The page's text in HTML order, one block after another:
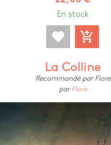
En stock
favorite add_shopping_cart
La Colline
Recommandé par Flore
par Flore